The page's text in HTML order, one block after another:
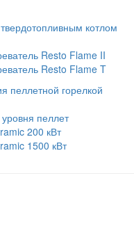
котлом
Resto Flame II
Resto Flame T
пеллетной горелкой
пеллет
200 кВт
1500 кВт